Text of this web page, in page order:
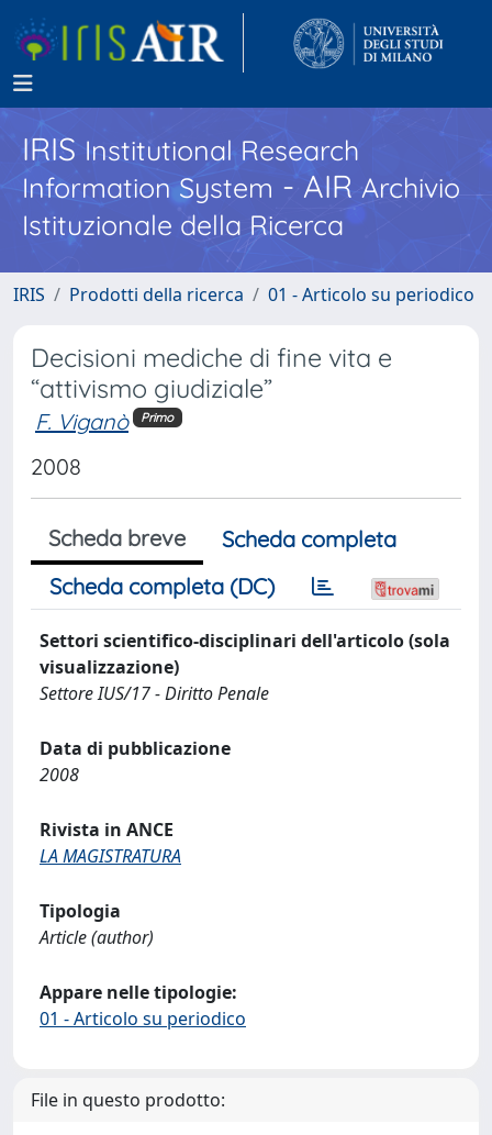
IRISInstitutional Research
Information System - AIR Archivio
Istituzionale della Ricerca
IRIS Prodotti della ricerca 01 - Articolo su periodico
Decisioni mediche di fine vita e
“attivismo giudiziale”
F. Viganò Primo
2008
Scheda breve
Scheda completa
Scheda completa (DC)
Settori scientifico-disciplinari dell'articolo (sola
visualizzazione)
Settore IUS/17 - Diritto Penale
Data di pubblicazione
2008
Rivista in ANCE
LA MAGISTRATURA
Tipologia
Article (author)
Appare nelle tipologie:
01 - Articolo su periodico
File in questo prodotto: